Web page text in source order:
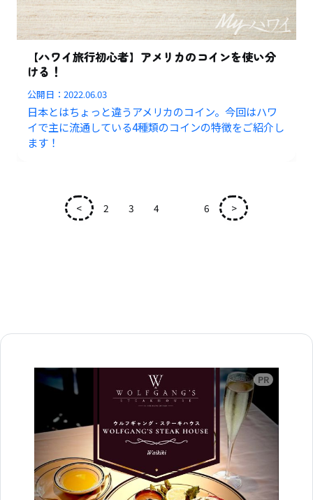
【ハワイ旅行初心者】アメリカのコインを使い分
ける！
公開日：2022.06.03
日本とはちょっと違うアメリカのコイン。今回はハワ
イで主に流通している4種類のコインの特徴をご紹介し
ます！
< 2 3 4 6 >
広告